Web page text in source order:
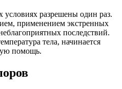
разрешены один раз.
применением экстренных
последствий.
тела, начинается
помощь.